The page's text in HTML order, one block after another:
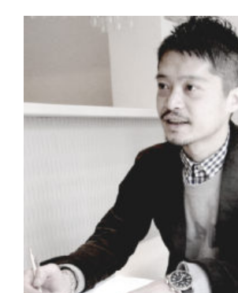
お役立ち記事
06-7777-7370
受付時間 11:00〜19:00/火曜日定休